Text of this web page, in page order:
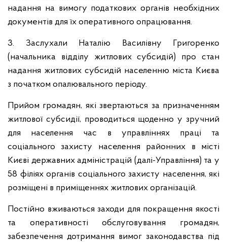
надання на вимогу податкових органів необхідних
документів для їх оперативного опрацювання.
3. Заслухали Наталію Василівну Григоренко
(начальника відділу житлових субсидій) про стан
надання житлових субсидій населенню міста Києва
з початком опалювального періоду.
Прийом громадян, які звертаються за призначенням
житлової субсидії, проводиться щоденно у зручний
для населення час в управліннях праці та
соціального захисту населення районних в місті
Києві державних адміністрацій (далі-Управління) та у
58 філіях органів соціального захисту населення, які
розміщені в приміщеннях житлових організацій.
Постійно вживаються заходи для покращення якості
та оперативності обслуговування громадян,
забезпечення дотримання вимог законодавства під